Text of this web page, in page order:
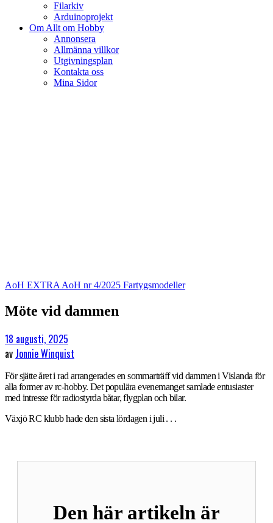
Filarkiv
Arduinoprojekt
Om Allt om Hobby
Annonsera
Allmänna villkor
Utgivningsplan
Kontakta oss
Mina Sidor
AoH EXTRAAoH nr 4/2025 Fartygsmodeller
Möte vid dammen
18 augusti, 2025
av Jonnie Winquist
För sjätte året i rad arrangerades en sommarträff vid dammen i Vislanda för
alla former av rc-hobby. Det populära evenemanget samlade entusiaster
med intresse för radiostyrda båtar, flygplan och bilar.
Växjö RC klubb hade den sista lördagen i juli . . .
Den här artikeln är